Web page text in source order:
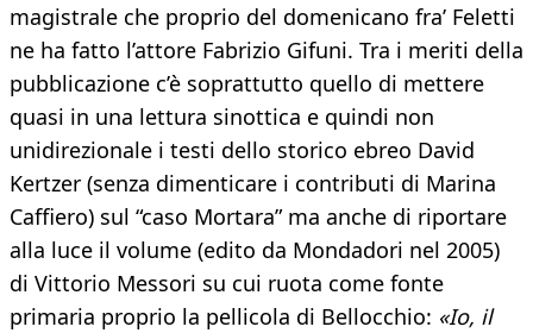
magistrale che proprio del domenicano fra’ Feletti
ne ha fatto l’attore Fabrizio Gifuni. Tra i meriti della
pubblicazione c’è soprattutto quello di mettere
quasi in una lettura sinottica e quindi non
unidirezionale i testi dello storico ebreo David
Kertzer (senza dimenticare i contributi di Marina
Caffiero) sul “caso Mortara” ma anche di riportare
alla luce il volume (edito da Mondadori nel 2005)
di Vittorio Messori su cui ruota come fonte
primaria proprio la pellicola di Bellocchio: «Io, il